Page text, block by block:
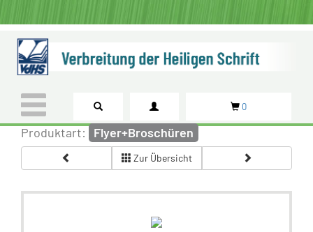
0
Produktart: Flyer+Broschüren
Zur Übersicht